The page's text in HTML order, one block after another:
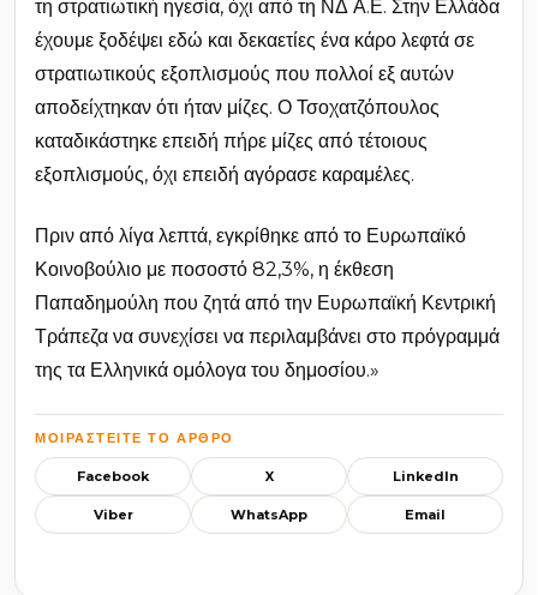
τη στρατιωτική ηγεσία, όχι από τη ΝΔ Α.Ε. Στην Ελλάδα
έχουμε ξοδέψει εδώ και δεκαετίες ένα κάρο λεφτά σε
στρατιωτικούς εξοπλισμούς που πολλοί εξ αυτών
αποδείχτηκαν ότι ήταν μίζες. Ο Τσοχατζόπουλος
καταδικάστηκε επειδή πήρε μίζες από τέτοιους
εξοπλισμούς, όχι επειδή αγόρασε καραμέλες.
Πριν από λίγα λεπτά, εγκρίθηκε από το Ευρωπαϊκό
Κοινοβούλιο με ποσοστό 82,3%, η έκθεση
Παπαδημούλη που ζητά από την Ευρωπαϊκή Κεντρική
Τράπεζα να συνεχίσει να περιλαμβάνει στο πρόγραμμά
της τα Ελληνικά ομόλογα του δημοσίου.»
ΜΟΙΡΑΣΤΕΊΤΕ ΤΟ ΆΡΘΡΟ
Facebook X LinkedIn
Viber WhatsApp Email